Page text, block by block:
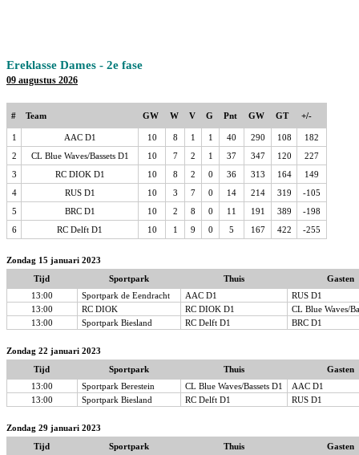
Ereklasse Dames - 2e fase
09 augustus 2026
# Team GW W V G Pnt GW GT +/-
1 AAC D1 10 8 1 1 40 290 108
182
2
CL Blue Waves/Bassets D1 10 7 2 1 37 347 120
227
3
RC DIOK D1 10 8 2 0 36 313 164
149
4
RUS D1 10 3 7 0 14 214 319
-105
5
BRC D1 10 2 8 0 11 191 389
-198
6
RC Delft D1 10 1 9 0 5 167 422 -255
Zondag 15 januari 2023
Tijd
Sportpark Thuis
Gasten
13:00
Sportpark de Eendracht AAC D1
RUS D1
13:00
RC DIOK RC DIOK D1
CL Blue Waves/
13:00
Sportpark Biesland RC Delft D1 BRC D1
Zondag 22 januari 2023
Tijd
Sportpark Thuis
Gasten
13:00
Sportpark Berestein CL Blue Waves/Bassets D1
AAC D1
13:00
Sportpark Biesland RC Delft D1 RUS D1
Zondag 29 januari 2023
Tijd
Sportpark Thuis
Gasten